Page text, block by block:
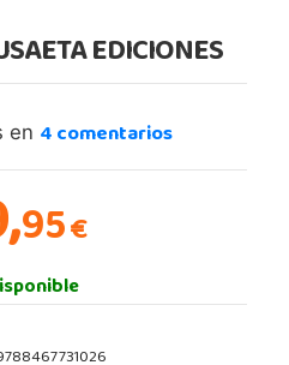
EDICIONES
en 4comentarios
95€